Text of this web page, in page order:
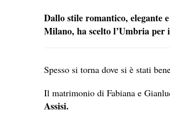
Dallo stile romantico, elegante
Milano, ha scelto l’Umbria per
Spesso si torna dove si è stati
Il matrimonio di Fabiana e
Assisi.